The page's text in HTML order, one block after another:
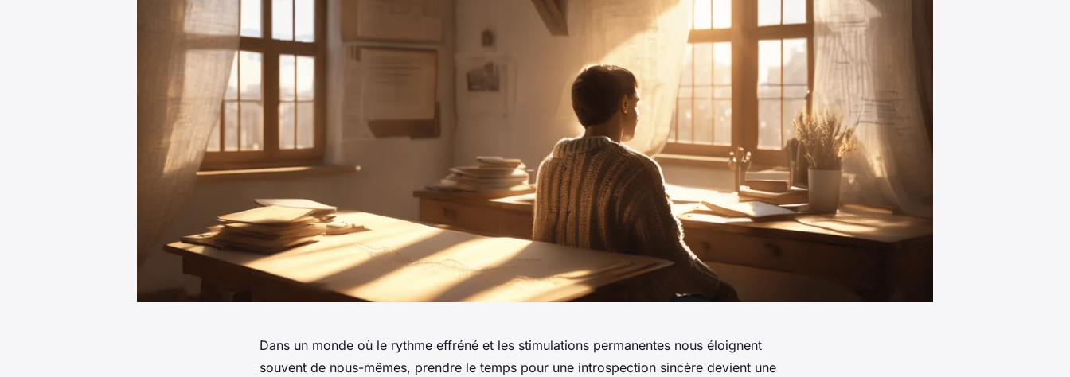
Dans un monde où le rythme effréné et les stimulations permanentes nous éloignent
souvent de nous-mêmes, prendre le temps pour une introspection sincère devient une